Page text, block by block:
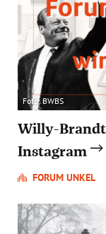
Foto: BWBS
Willy-
Instagram
FORUM UNKEL